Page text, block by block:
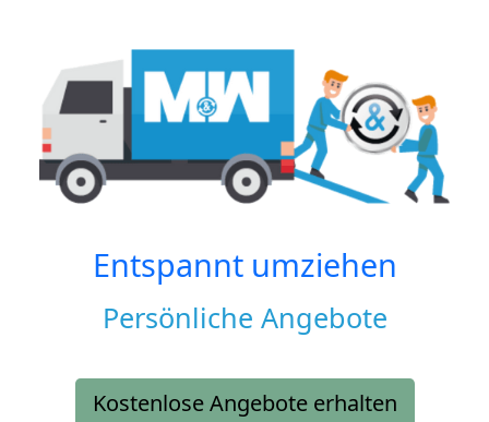
Entspannt umziehen
Persönliche Angebote
Kostenlose Angebote erhalten